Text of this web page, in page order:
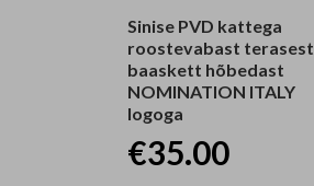
Sinise PVD kattega
roostevabast terasest
baaskett hõbedast
NOMINATION ITALY
logoga
€35.00